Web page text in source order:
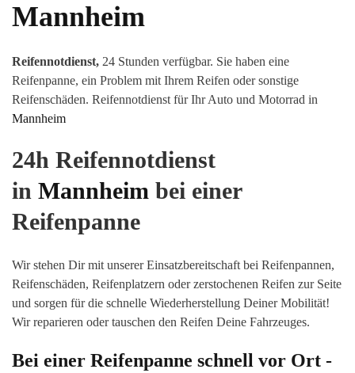
Mannheim
Reifennotdienst, 24 Stunden verfügbar. Sie haben eine
Reifenpanne, ein Problem mit Ihrem Reifen oder sonstige
Reifenschäden. Reifennotdienst für Ihr Auto und Motorrad in
Mannheim
24h Reifennotdienst
in Mannheim bei einer
Reifenpanne
Wir stehen Dir mit unserer Einsatzbereitschaft bei Reifenpannen,
Reifenschäden, Reifenplatzern oder zerstochenen Reifen zur Seite
und sorgen für die schnelle Wiederherstellung Deiner Mobilität!
Wir reparieren oder tauschen den Reifen Deine Fahrzeuges.
Bei einer Reifenpanne schnell vor Ort -